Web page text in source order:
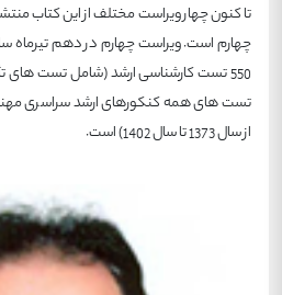
تا کنون چهار ویراست مختلف از این کتاب
550 تست کارشناسی ارشد (شامل تست های
تست های همه کنکورهای ارشد سراسری
از سال 1373 تا سال 1402) است.